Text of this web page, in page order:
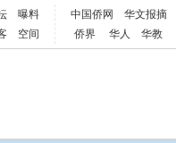
曝料
空间
中国侨网
华文报摘
侨界
华人 华教